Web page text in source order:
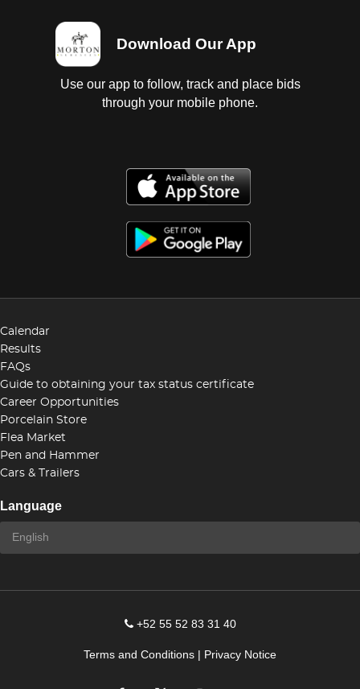
Download Our App
Use our app to follow, track and place bids
through your mobile phone.
Calendar
Results
FAQs
Guide to obtaining your tax status certificate
Career Opportunities
Porcelain Store
Flea Market
Pen and Hammer
Cars & Trailers
Language
+52 55 52 83 31 40
Terms and Conditions | Privacy Notice